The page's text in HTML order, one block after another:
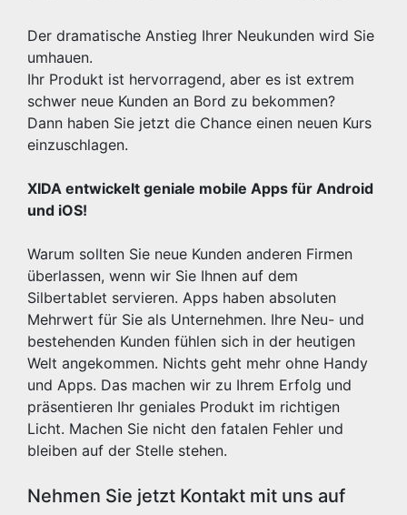
Der dramatische Anstieg Ihrer Neukunden wird Sie
umhauen.
Ihr Produkt ist hervorragend, aber es ist extrem
schwer neue Kunden an Bord zu bekommen?
Dann haben Sie jetzt die Chance einen neuen Kurs
einzuschlagen.
XIDA entwickelt geniale mobile Apps für Android
und iOS!
Warum sollten Sie neue Kunden anderen Firmen
überlassen, wenn wir Sie Ihnen auf dem
Silbertablet servieren. Apps haben absoluten
Mehrwert für Sie als Unternehmen. Ihre Neu- und
bestehenden Kunden fühlen sich in der heutigen
Welt angekommen. Nichts geht mehr ohne Handy
und Apps. Das machen wir zu Ihrem Erfolg und
präsentieren Ihr geniales Produkt im richtigen
Licht. Machen Sie nicht den fatalen Fehler und
bleiben auf der Stelle stehen.
Nehmen Sie jetzt Kontakt mit uns auf